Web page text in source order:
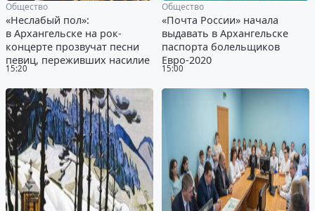
15:20
Общество
«Неслабый пол»:
в Архангельске на рок-
концерте прозвучат песни
певиц, переживших насилие
15:00
Общество
«Почта России» начала
выдавать в Архангельске
паспорта болельщиков
Евро-2020